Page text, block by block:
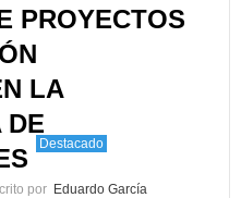
PROYECTOS
LA
DE
Destacado
por Eduardo García